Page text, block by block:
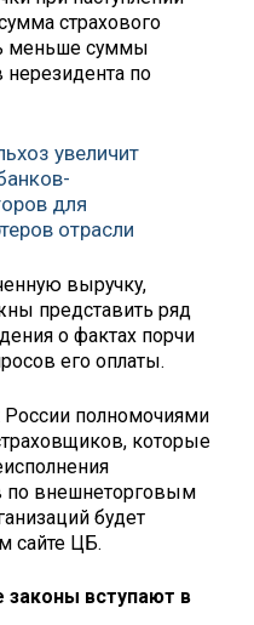
страхового
меньше суммы
нерезидента по
увеличит
для
отрасли
выручку,
представить ряд
о фактах порчи
его оплаты.
России полномочиями
которые
по внешнеторговым
будет
сайте ЦБ.
законы вступают в